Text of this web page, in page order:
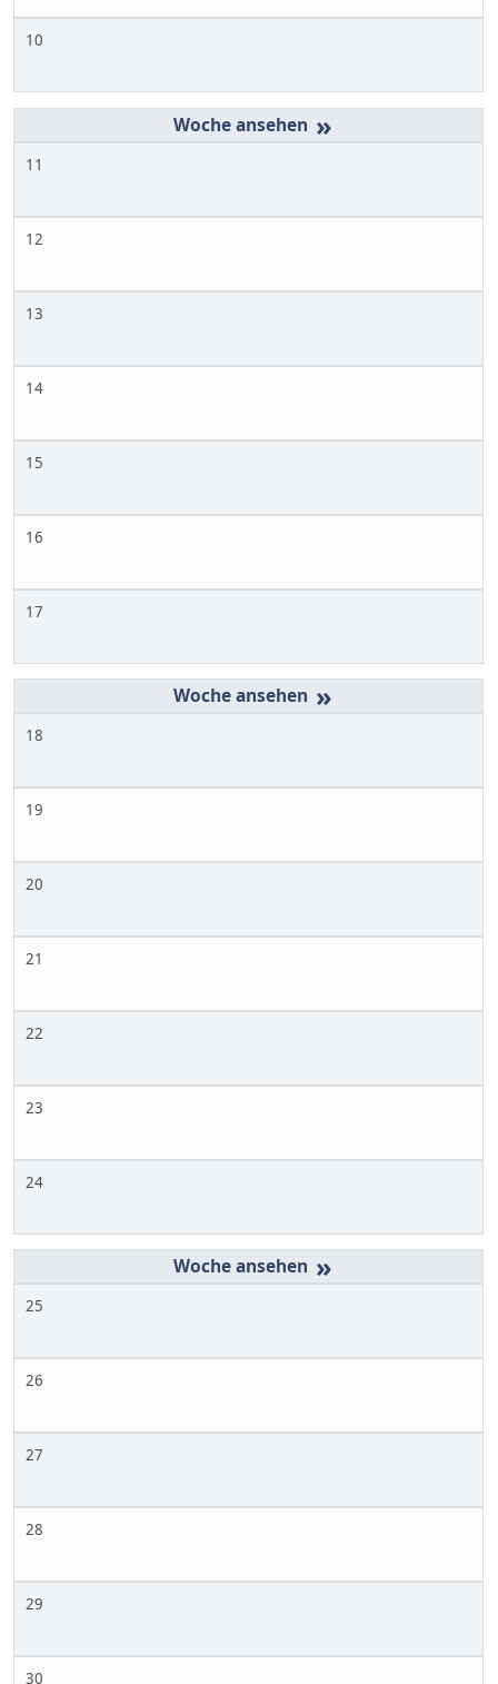
10
»
11
12
13
14
15
16
17
»
18
19
20
21
22
23
24
»
25
26
27
28
29
30